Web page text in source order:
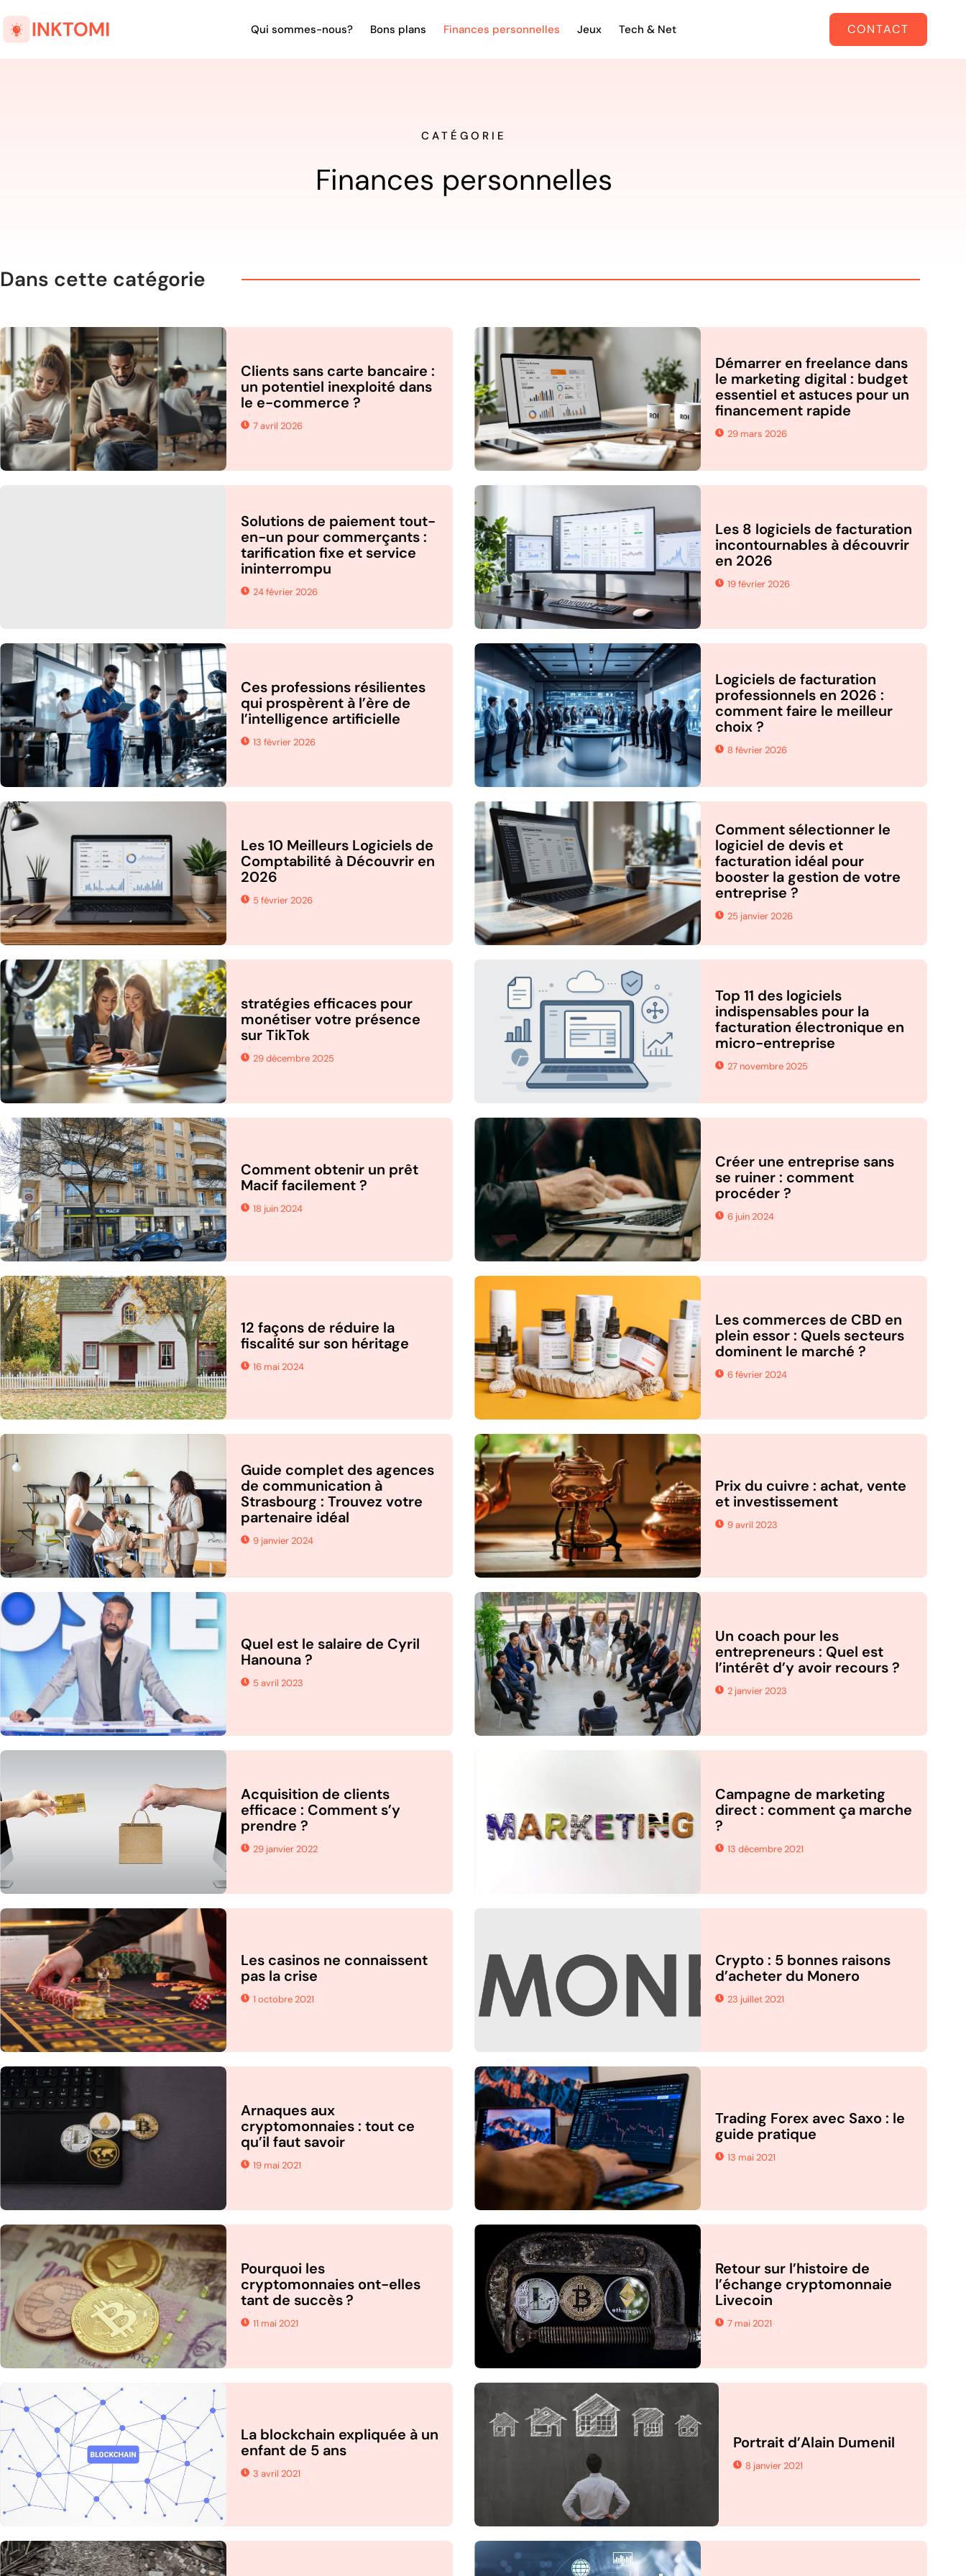
Qui sommes-nous? Bons plans Finances personnelles Jeux Tech & Net CONTACT
CATÉGORIE
Finances personnelles
Dans cette catégorie
Clients sans carte bancaire :
un potentiel inexploité dans
le e-commerce ?
7 avril 2026
Démarrer en freelance dans
le marketing digital : budget
essentiel et astuces pour un
financement rapide
29 mars 2026
Solutions de paiement tout-
en-un pour commerçants :
tarification fixe et service
ininterrompu
24 février 2026
Les 8 logiciels de facturation
incontournables à découvrir
en 2026
19 février 2026
Ces professions résilientes
qui prospèrent à l’ère de
l’intelligence artificielle
13 février 2026
Logiciels de facturation
professionnels en 2026 :
comment faire le meilleur
choix ?
8 février 2026
Les 10 Meilleurs Logiciels de
Comptabilité à Découvrir en
2026
5 février 2026
Comment sélectionner le
logiciel de devis et
facturation idéal pour
booster la gestion de votre
entreprise ?
25 janvier 2026
stratégies efficaces pour
monétiser votre présence
sur TikTok
29 décembre 2025
Top 11 des logiciels
indispensables pour la
facturation électronique en
micro-entreprise
27 novembre 2025
Comment obtenir un prêt
Macif facilement ?
18 juin 2024
Créer une entreprise sans
se ruiner : comment
procéder ?
6 juin 2024
12 façons de réduire la
fiscalité sur son héritage
16 mai 2024
Les commerces de CBD en
plein essor : Quels secteurs
dominent le marché ?
6 février 2024
Guide complet des agences
de communication à
Strasbourg : Trouvez votre
partenaire idéal
9 janvier 2024
Prix du cuivre : achat, vente
et investissement
9 avril 2023
Quel est le salaire de Cyril
Hanouna ?
5 avril 2023
Un coach pour les
entrepreneurs : Quel est
l’intérêt d’y avoir recours ?
2 janvier 2023
Acquisition de clients
efficace : Comment s’y
prendre ?
29 janvier 2022
Campagne de marketing
direct : comment ça marche
?
13 décembre 2021
Les casinos ne connaissent
pas la crise
1 octobre 2021
Crypto : 5 bonnes raisons
d’acheter du Monero
23 juillet 2021
Arnaques aux
cryptomonnaies : tout ce
qu’il faut savoir
19 mai 2021
Trading Forex avec Saxo : le
guide pratique
13 mai 2021
Pourquoi les
cryptomonnaies ont-elles
tant de succès ?
11 mai 2021
Retour sur l’histoire de
l’échange cryptomonnaie
Livecoin
7 mai 2021
La blockchain expliquée à un
enfant de 5 ans
3 avril 2021
Portrait d’Alain Dumenil
8 janvier 2021